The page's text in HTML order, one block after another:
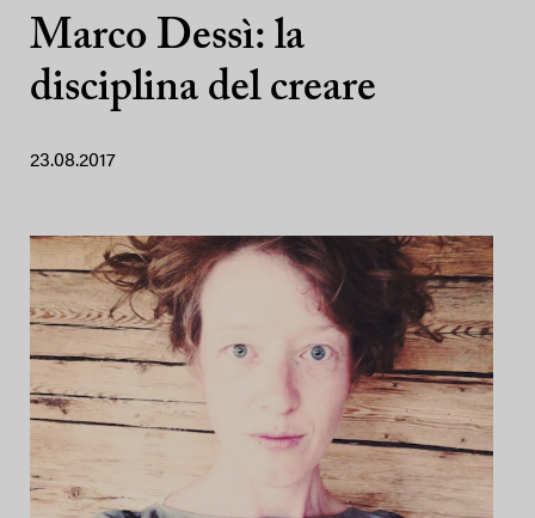
Marco Dessì: la
disciplina del creare
23.08.2017